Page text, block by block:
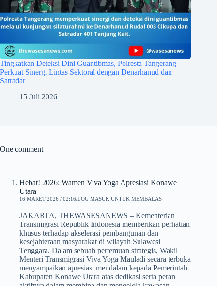
Tingkatkan Deteksi Dini Guantibmas, Polresta Tangerang
Perkuat Sinergi Lintas Sektoral dengan Denarhanud dan
Satradar
15 Juli 2026
One comment
Hebat! 2026: Wamen Viva Yoga Apresiasi Konawe
Utara
16 MARET 2026 / 02:16 LOG MASUK UNTUK MEMBALAS
JAKARTA, THEWASESANEWS – Kementerian
Transmigrasi Republik Indonesia memberikan perhatian
khusus terhadap akselerasi pembangunan dan
kesejahteraan masyarakat di wilayah Sulawesi
Tenggara. Dalam sebuah pertemuan strategis, Wakil
Menteri Transmigrasi Viva Yoga Mauladi secara terbuka
menyampaikan apresiasi mendalam kepada Pemerintah
Kabupaten Konawe Utara atas dedikasi serta peran